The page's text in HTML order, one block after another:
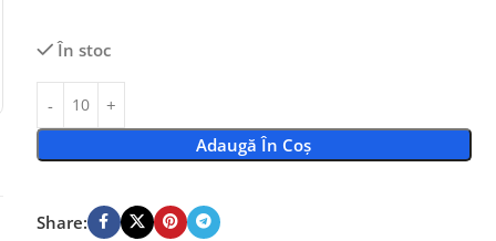
În stoc
Adaugă În Coș
Share: